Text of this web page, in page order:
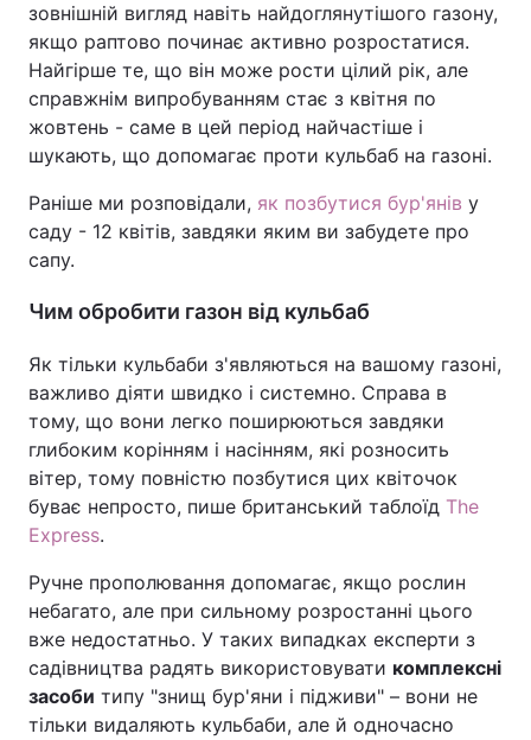
зовнішній вигляд навіть найдоглянутішого газону,
якщо раптово починає активно розростатися.
Найгірше те, що він може рости цілий рік, але
справжнім випробуванням стає з квітня по
жовтень - саме в цей період найчастіше і
шукають, що допомагає проти кульбаб на газоні.
Раніше ми розповідали, як позбутися бур'янів у
саду - 12 квітів, завдяки яким ви забудете про
сапу.
Чим обробити газон від кульбаб
Як тільки кульбаби з'являються на вашому газоні,
важливо діяти швидко і системно. Справа в
тому, що вони легко поширюються завдяки
глибоким корінням і насінням, які розносить
вітер, тому повністю позбутися цих квіточок
буває непросто, пише британський таблоїд The
Express.
Ручне прополювання допомагає, якщо рослин
небагато, але при сильному розростанні цього
вже недостатньо. У таких випадках експерти з
садівництва радять використовувати комплексні
засоби типу "знищ бур'яни і підживи" – вони не
тільки видаляють кульбаби, але й одночасно